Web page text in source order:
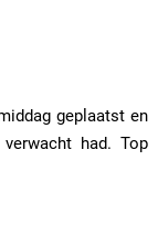
geplaatst en
had. Top